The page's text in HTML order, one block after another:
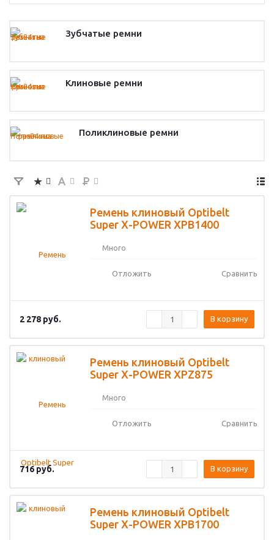
Зубчатые ремни
Клиновые ремни
Поликлиновые ремни
Ремень клиновый Optibelt
Super X-POWER XPB1400
Много
Отложить Сравнить
2 278 руб. В корзину
Ремень клиновый Optibelt
Super X-POWER XPZ875
Много
Отложить Сравнить
716 руб. В корзину
Ремень клиновый Optibelt
Super X-POWER XPB1700